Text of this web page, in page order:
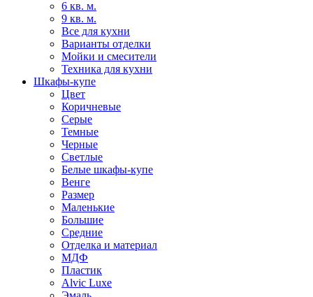
6 кв. м.
9 кв. м.
Все для кухни
Варианты отделки
Мойки и смесители
Техника для кухни
Шкафы-купе
Цвет
Коричневые
Серые
Темные
Черные
Светлые
Белые шкафы-купе
Венге
Размер
Маленькие
Большие
Средние
Отделка и материал
МДФ
Пластик
Alvic Luxe